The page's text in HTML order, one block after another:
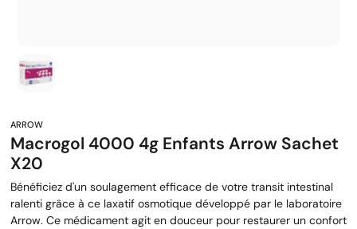
Macrogol 4000 4g Enfants Arrow Sachet
X20
Bénéficiez d'un soulagement efficace de votre transit intestinal
ralenti grâce à ce laxatif osmotique développé par le laboratoire
Arrow. Ce médicament agit en douceur pour restaurer un confort